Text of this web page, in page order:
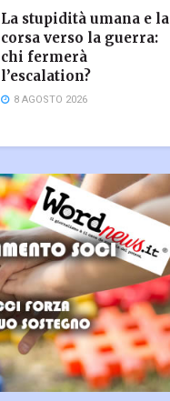
La stupidità umana e la
corsa verso la guerra:
chi fermerà
l’escalation?
8 AGOSTO 2026